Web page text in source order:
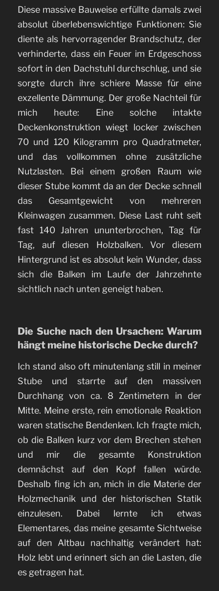
Diese massive Bauweise erfüllte damals zwei
absolut überlebenswichtige Funktionen: Sie
diente als hervorragender Brandschutz, der
verhinderte, dass ein Feuer im Erdgeschoss
sofort in den Dachstuhl durchschlug, und sie
sorgte durch ihre schiere Masse für eine
exzellente Dämmung. Der große Nachteil für
mich heute: Eine solche intakte
Deckenkonstruktion wiegt locker zwischen
70 und 120 Kilogramm pro Quadratmeter,
und das vollkommen ohne zusätzliche
Nutzlasten. Bei einem großen Raum wie
dieser Stube kommt da an der Decke schnell
das Gesamtgewicht von mehreren
Kleinwagen zusammen. Diese Last ruht seit
fast 140 Jahren ununterbrochen, Tag für
Tag, auf diesen Holzbalken. Vor diesem
Hintergrund ist es absolut kein Wunder, dass
sich die Balken im Laufe der Jahrzehnte
sichtlich nach unten geneigt haben.
Die Suche nach den Ursachen: Warum
hängt meine historische Decke durch?
Ich stand also oft minutenlang still in meiner
Stube und starrte auf den massiven
Durchhang von ca. 8 Zentimetern in der
Mitte. Meine erste, rein emotionale Reaktion
waren statische Bendenken. Ich fragte mich,
ob die Balken kurz vor dem Brechen stehen
und mir die gesamte Konstruktion
demnächst auf den Kopf fallen würde.
Deshalb fing ich an, mich in die Materie der
Holzmechanik und der historischen Statik
einzulesen. Dabei lernte ich etwas
Elementares, das meine gesamte Sichtweise
auf den Altbau nachhaltig verändert hat:
Holz lebt und erinnert sich an die Lasten, die
es getragen hat.